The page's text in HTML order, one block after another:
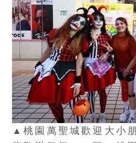
▲桃園萬聖城歡迎大小